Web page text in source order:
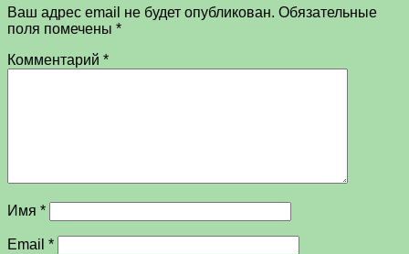
Ваш адрес email не будет опубликован. Обязательные
поля помечены *
Комментарий *
Имя *
Email *